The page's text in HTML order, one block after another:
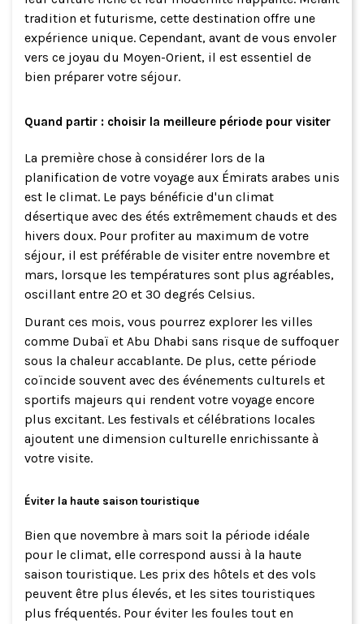
tradition et futurisme, cette destination offre une
expérience unique. Cependant, avant de vous envoler
vers ce joyau du Moyen-Orient, il est essentiel de
bien préparer votre séjour.
Quand partir : choisir la meilleure période pour visiter
La première chose à considérer lors de la
planification de votre voyage aux Émirats arabes unis
est le climat. Le pays bénéficie d'un climat
désertique avec des étés extrêmement chauds et des
hivers doux. Pour profiter au maximum de votre
séjour, il est préférable de visiter entre novembre et
mars, lorsque les températures sont plus agréables,
oscillant entre 20 et 30 degrés Celsius.
Durant ces mois, vous pourrez explorer les villes
comme Dubaï et Abu Dhabi sans risque de suffoquer
sous la chaleur accablante. De plus, cette période
coïncide souvent avec des événements culturels et
sportifs majeurs qui rendent votre voyage encore
plus excitant. Les festivals et célébrations locales
ajoutent une dimension culturelle enrichissante à
votre visite.
Éviter la haute saison touristique
Bien que novembre à mars soit la période idéale
pour le climat, elle correspond aussi à la haute
saison touristique. Les prix des hôtels et des vols
peuvent être plus élevés, et les sites touristiques
plus fréquentés. Pour éviter les foules tout en